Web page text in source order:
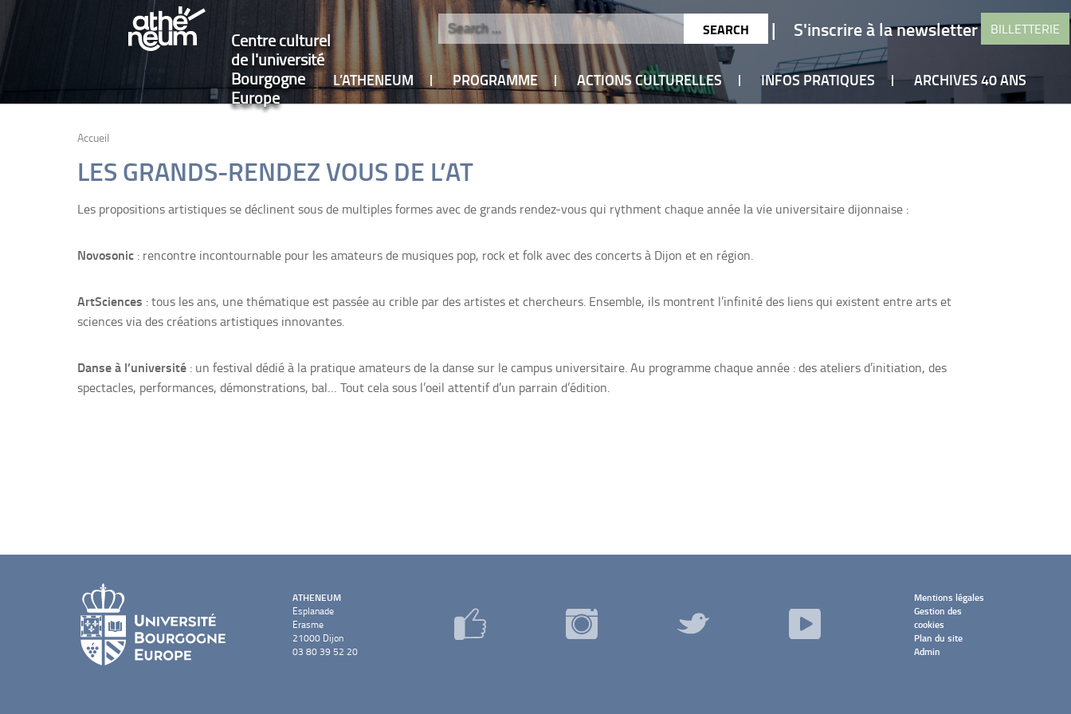
| S'inscrire à la newsletter BILLETTERIE
Centre culturel
de l'université
Bourgogne
Europe
L’ATHENEUM PROGRAMME ACTIONS CULTURELLES INFOS PRATIQUES ARCHIVES 40 ANS
Accueil
LES GRANDS-RENDEZ VOUS DE L’AT
Les propositions artistiques se déclinent sous de multiples formes avec de grands rendez-vous qui rythment chaque année la vie universitaire dijonnaise :
Novosonic : rencontre incontournable pour les amateurs de musiques pop, rock et folk avec des concerts à Dijon et en région.
ArtSciences : tous les ans, une thématique est passée au crible par des artistes et chercheurs. Ensemble, ils montrent l’infinité des liens qui existent entre arts et
sciences via des créations artistiques innovantes.
Danse à l’université : un festival dédié à la pratique amateurs de la danse sur le campus universitaire. Au programme chaque année : des ateliers d’initiation, des
spectacles, performances, démonstrations, bal… Tout cela sous l’oeil attentif d’un parrain d’édition.
ATHENEUM
Esplanade
Erasme
21000 Dijon
03 80 39 52 20
Mentions légales
Gestion des
cookies
Plan du site
Admin